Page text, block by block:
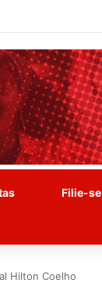
Filie-se
Hilton Coelho